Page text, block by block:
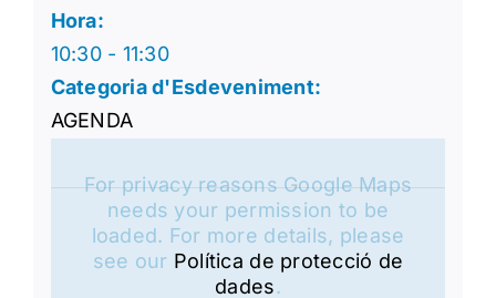
Hora:
10:30 - 11:30
Categoria d'Esdeveniment:
AGENDA
For privacy reasons Google Maps
needs your permission to be
loaded. For more details, please
see our Política de protecció de
dades.